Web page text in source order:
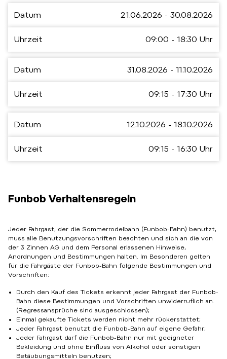
Datum 21.06.2026 - 30.08.2026
Uhrzeit 09:00 - 18:30 Uhr
Datum 31.08.2026 - 11.10.2026
Uhrzeit 09:15 - 17:30 Uhr
Datum 12.10.2026 - 18.10.2026
Uhrzeit 09:15 - 16:30 Uhr
Funbob Verhaltensregeln
Jeder Fahrgast, der die Sommerrodelbahn (Funbob-Bahn) benutzt,
muss alle Benutzungsvorschriften beachten und sich an die von
der 3 Zinnen AG und dem Personal erlassenen Hinweise,
Anordnungen und Bestimmungen halten. Im Besonderen gelten
für die Fahrgäste der Funbob-Bahn folgende Bestimmungen und
Vorschriften:
Durch den Kauf des Tickets erkennt jeder Fahrgast der Funbob-
Bahn diese Bestimmungen und Vorschriften unwiderruflich an.
(Regressansprüche sind ausgeschlossen);
Einmal gekaufte Tickets werden nicht mehr rückerstattet;
Jeder Fahrgast benutzt die Funbob-Bahn auf eigene Gefahr;
Jeder Fahrgast darf die Funbob-Bahn nur mit geeigneter
Bekleidung und ohne Einfluss von Alkohol oder sonstigen
Betäubungsmitteln benutzen;